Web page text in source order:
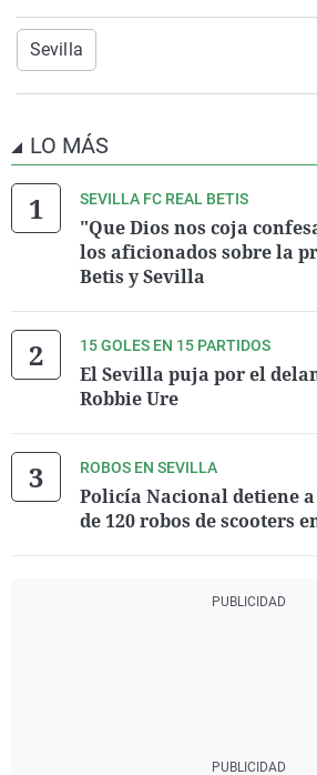
Sevilla
LO MÁS
SEVILLA FC REAL BETIS
"Que Dios nos coja
los aficionados sobre la
Betis y Sevilla
15 GOLES EN 15 PARTIDOS
El Sevilla puja por el
Robbie Ure
ROBOS EN SEVILLA
Policía Nacional detiene
de 120 robos de scooters